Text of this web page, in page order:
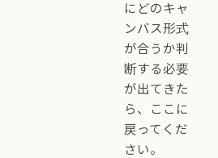
にどのキャ
ンバス形式
が合うか判
断する必要
が出てきた
ら、ここに
戻ってくだ
さい。